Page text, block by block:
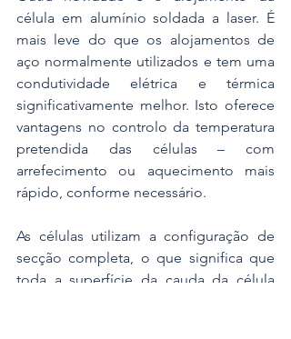
célula em alumínio soldada a laser. É
mais leve do que os alojamentos de
aço normalmente utilizados e tem uma
condutividade elétrica e térmica
significativamente melhor. Isto oferece
vantagens no controlo da temperatura
pretendida das células – com
arrefecimento ou aquecimento mais
rápido, conforme necessário.
As células utilizam a configuração de
secção completa, o que significa que
toda a superfície da cauda da célula